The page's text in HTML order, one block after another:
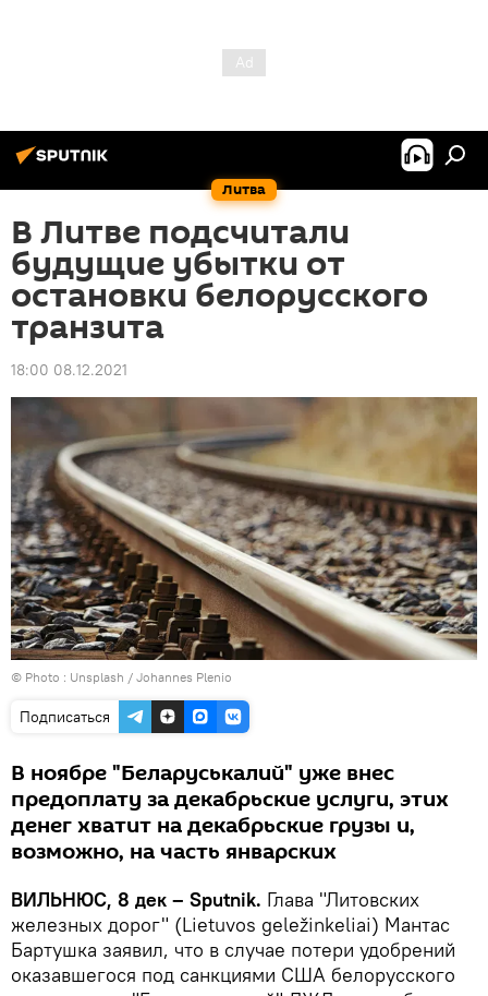
Литва
В Литве подсчитали
будущие убытки от
остановки белорусского
транзита
18:00 08.12.2021
© Photo : Unsplash / Johannes Plenio
Подписаться
В ноябре "Беларуськалий" уже внес
предоплату за декабрьские услуги, этих
денег хватит на декабрьские грузы и,
возможно, на часть январских
ВИЛЬНЮС, 8 дек – Sputnik. Глава "Литовских
железных дорог" (Lietuvos geležinkeliai) Мантас
Бартушка заявил, что в случае потери удобрений
оказавшегося под санкциями США белорусского